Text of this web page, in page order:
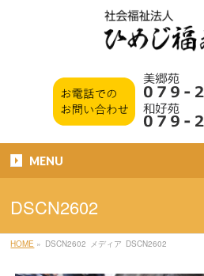
MENU
DSCN2602
HOME » DSCN2602 メディア DSCN2602